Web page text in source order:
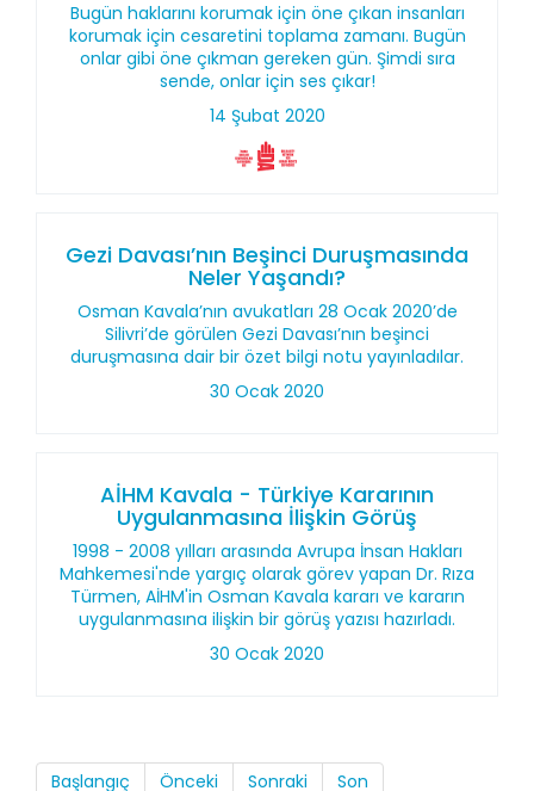
Bugün haklarını korumak için öne çıkan insanları
korumak için cesaretini toplama zamanı. Bugün
onlar gibi öne çıkman gereken gün. Şimdi sıra
sende, onlar için ses çıkar!
14 Şubat 2020
Gezi Davası’nın Beşinci Duruşmasında
Neler Yaşandı?
Osman Kavala’nın avukatları 28 Ocak 2020’de
Silivri’de görülen Gezi Davası’nın beşinci
duruşmasına dair bir özet bilgi notu yayınladılar.
30 Ocak 2020
AİHM Kavala - Türkiye Kararının
Uygulanmasına İlişkin Görüş
1998 - 2008 yılları arasında Avrupa İnsan Hakları
Mahkemesi'nde yargıç olarak görev yapan Dr. Rıza
Türmen, AİHM'in Osman Kavala kararı ve kararın
uygulanmasına ilişkin bir görüş yazısı hazırladı.
30 Ocak 2020
Başlangıç Önceki Sonraki Son